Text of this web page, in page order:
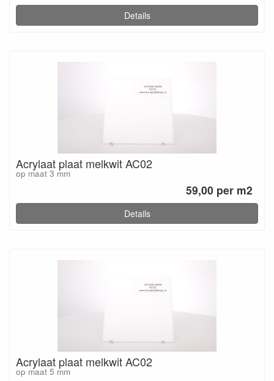
Details
Acrylaat plaat melkwit AC02
op maat 3 mm
59,00 per m2
Details
Acrylaat plaat melkwit AC02
op maat 5 mm